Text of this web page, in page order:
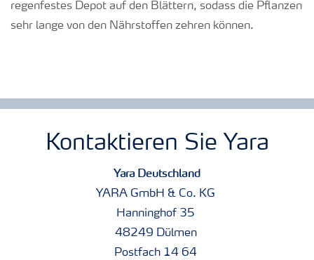
regenfestes Depot auf den Blättern, sodass die Pflanzen
sehr lange von den Nährstoffen zehren können.
Kontaktieren Sie Yara
Yara Deutschland
YARA GmbH & Co. KG
Hanninghof 35
48249 Dülmen
Postfach 14 64